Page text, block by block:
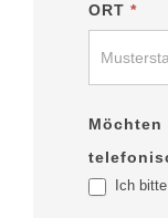
ORT *
Möchten
Ich